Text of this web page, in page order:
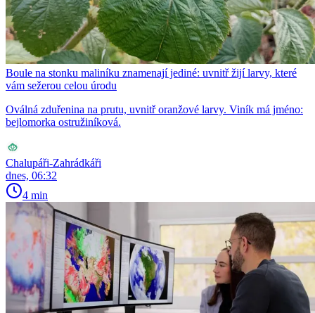
Boule na stonku maliníku znamenají jediné: uvnitř žijí larvy, které
vám sežerou celou úrodu
Oválná zduřenina na prutu, uvnitř oranžové larvy. Viník má jméno:
bejlomorka ostružiníková.
Chalupáři-Zahrádkáři
dnes, 06:32
4 min